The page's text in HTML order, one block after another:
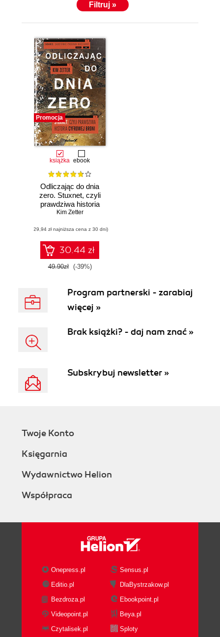
Filtruj »
Promocja
książka ebook
Odliczając do dnia
zero. Stuxnet, czyli
prawdziwa historia
cyfrowej broni
Kim Zetter
(29,94 zł najniższa cena z 30 dni)
30.44 zł
49.90zł (-39%)
Program partnerski - zarabiaj
więcej »
Brak książki? - daj nam znać »
Subskrybuj newsletter »
Twoje Konto
Księgarnia
Wydawnictwo Helion
Współpraca
Onepress.pl
Sensus.pl
Editio.pl
DlaBystrzakow.pl
Bezdroza.pl
Ebookpoint.pl
Videopoint.pl
Beya.pl
Czytalisek.pl
Sploty